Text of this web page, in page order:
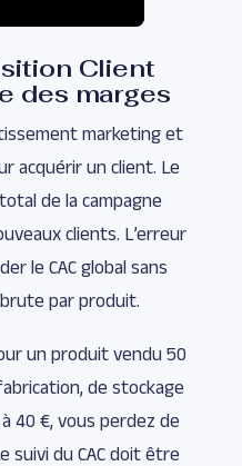
Client
des marges
marketing et
acquérir un client. Le
de la campagne
clients. L’erreur
le CAC global sans
par produit.
un produit vendu 50
de stockage
40 €, vous perdez de
suivi du CAC doit être